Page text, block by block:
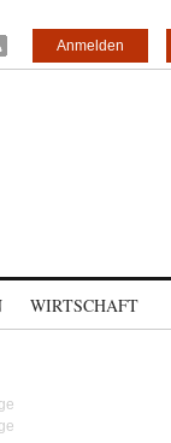
Anmelden
WIRTSCHAFT